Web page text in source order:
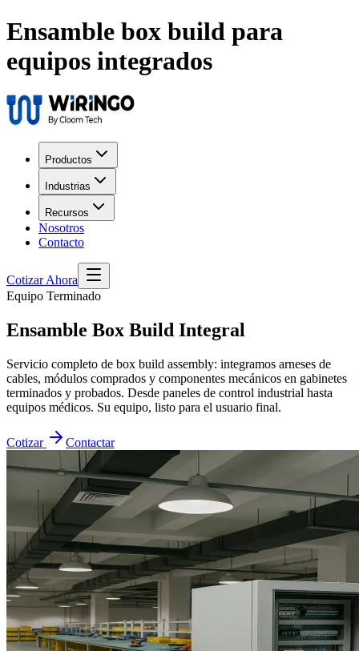
Ensamble box build para
equipos integrados
Productos
Industrias
Recursos
Nosotros
Contacto
Cotizar Ahora
Equipo Terminado
Ensamble Box Build Integral
Servicio completo de box build assembly: integramos arneses de
cables, módulos comprados y componentes mecánicos en gabinetes
terminados y probados. Desde paneles de control industrial hasta
equipos médicos. Su equipo, listo para el usuario final.
Cotizar Contactar